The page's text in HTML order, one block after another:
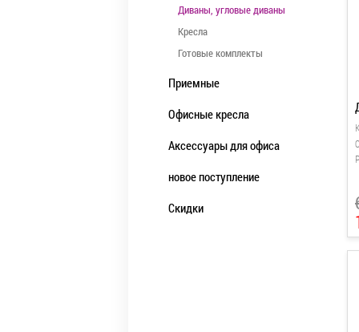
Диваны, угловые диваны
Кресла
Готовые комплекты
Приемные
Офисные кресла
Аксессуары для офиса
новое поступление
Скидки